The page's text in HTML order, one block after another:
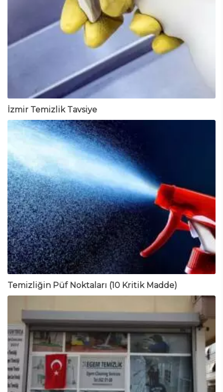
İzmir Temizlik Tavsiye
Temizliğin Püf Noktaları (10 Kritik Madde)